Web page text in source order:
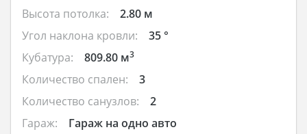
Высота потолка:
2.80 м
Угол наклона кровли:
35 °
Кубатура:
809.80 м3
Количество спален:
3
Количество санузлов:
2
Гараж:
Гараж на одно авто